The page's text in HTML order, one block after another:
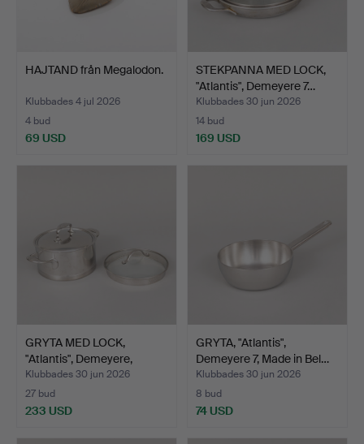
HAJTAND från Megalodon.
Klubbades 4 jul 2026
4 bud
69 USD
STEKPANNA MED LOCK,
"Atlantis", Demeyere 7…
Klubbades 30 jun 2026
14 bud
169 USD
GRYTA MED LOCK,
"Atlantis", Demeyere,
Made…
Klubbades 30 jun 2026
27 bud
233 USD
GRYTA, "Atlantis",
Demeyere 7, Made in Bel…
Klubbades 30 jun 2026
8 bud
74 USD